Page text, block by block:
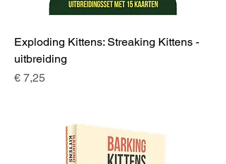
Exploding Kittens: Streaking Kittens -
uitbreiding
Prijs
€ 7,25